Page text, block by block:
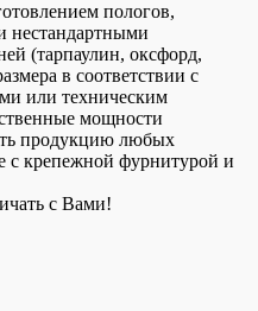
пологов,
нестандартными
(тарпаулин, оксфорд,
в соответствии с
или техническим
мощности
продукцию любых
с крепежной фурнитурой и
с Вами!